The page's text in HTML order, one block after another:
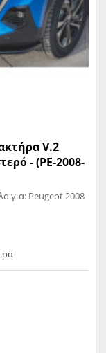
V.2
- (PE-2008-